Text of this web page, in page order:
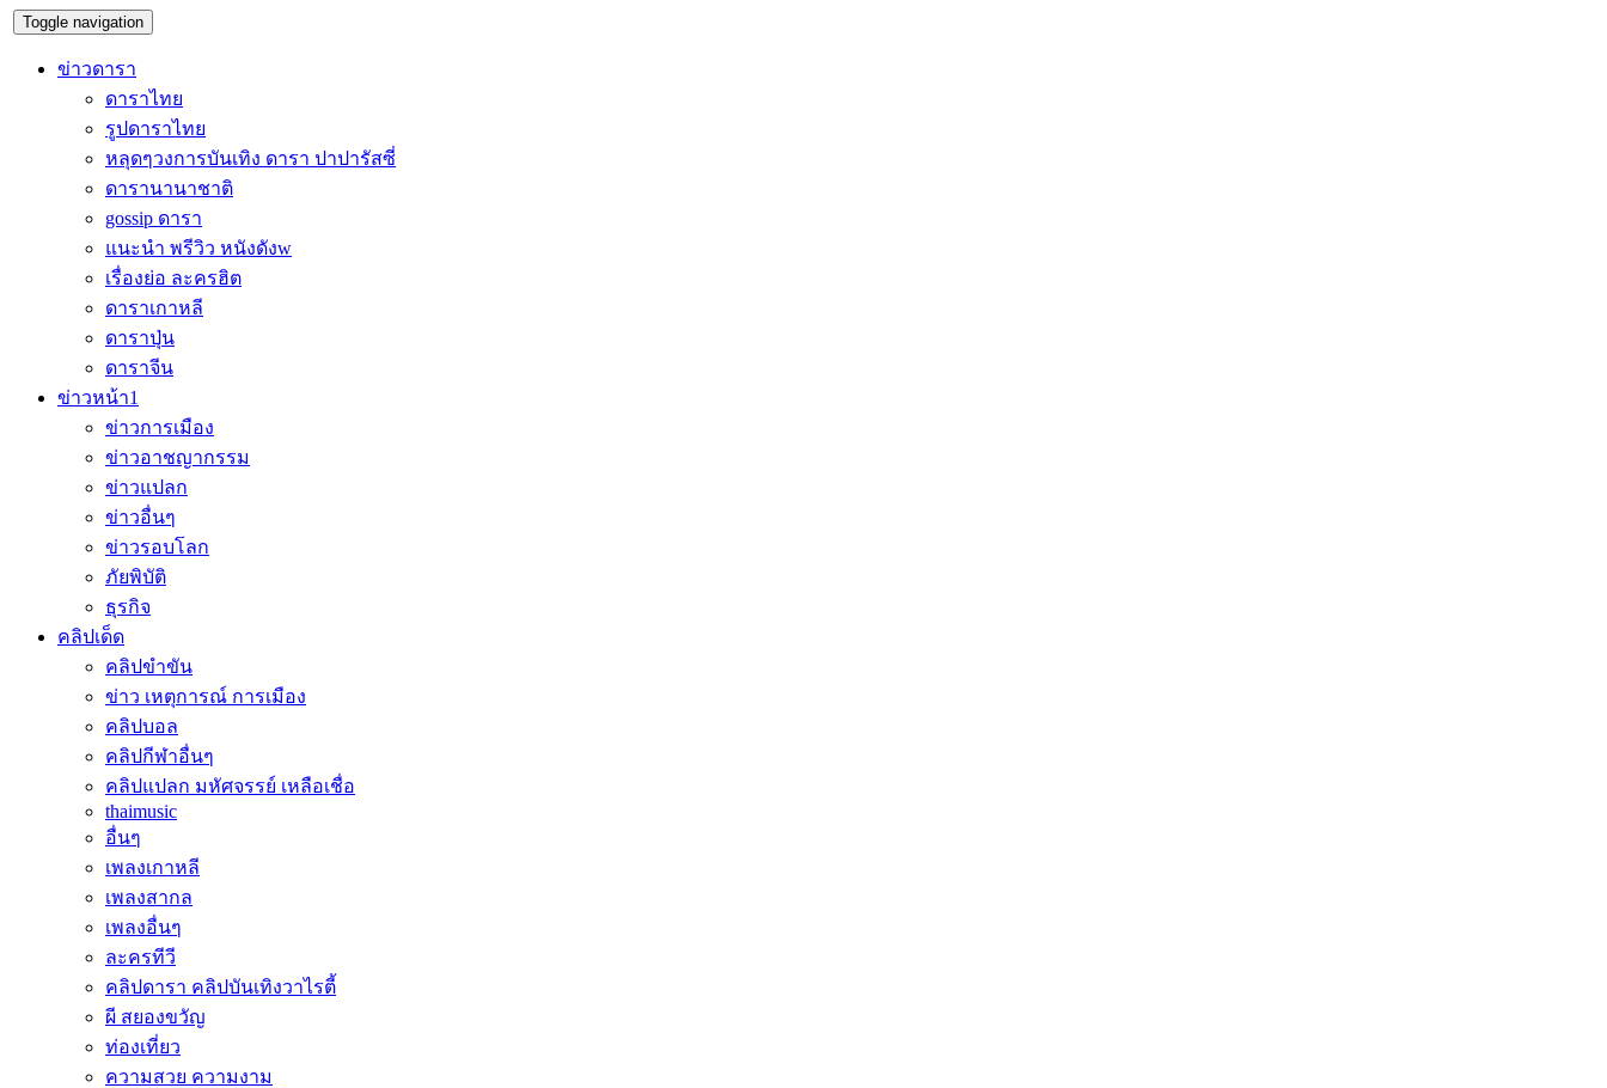
Toggle navigation
ข่าวดารา
ดาราไทย
รูปดาราไทย
หลุดๆวงการบันเทิง ดารา ปาปารัสซี่
ดารานานาชาติ
gossip ดารา
แนะนำ พรีวิว หนังดังw
เรื่องย่อ ละครฮิต
ดาราเกาหลี
ดาราปุ่น
ดาราจีน
ข่าวหน้า1
ข่าวการเมือง
ข่าวอาชญากรรม
ข่าวแปลก
ข่าวอื่นๆ
ข่าวรอบโลก
ภัยพิบัติ
ธุรกิจ
คลิปเด็ด
คลิปขำขัน
ข่าว เหตุการณ์ การเมือง
คลิปบอล
คลิปกีฬาอื่นๆ
คลิปแปลก มหัศจรรย์ เหลือเชื่อ
thaimusic
อื่นๆ
เพลงเกาหลี
เพลงสากล
เพลงอื่นๆ
ละครทีวี
คลิปดารา คลิปบันเทิงวาไรตี้
ผี สยองขวัญ
ท่องเที่ยว
ความสวย ความงาม